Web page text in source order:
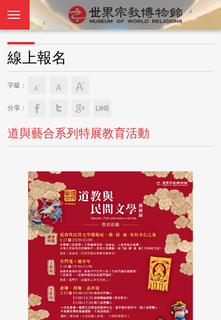
線上報名
字級：
分享：
道與藝合系列特展教育活動